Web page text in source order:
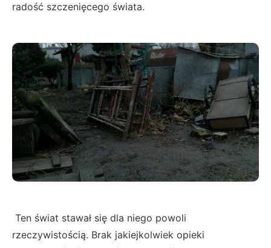
radość szczenięcego świata.
Ten świat stawał się dla niego powoli
rzeczywistością. Brak jakiejkolwiek opieki